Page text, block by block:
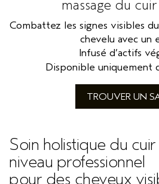
SÉRUM POUR LES CHEVEUX
CUIR CHEVELU SENSIBLE
ROSEMARY MINT
PURE ABUNDANCE
TOUTES LES COLLECTIONS
massage du
Combattez les signes visibles
chevelu avec un
Infusé d’actifs
Disponible uniquement
TROUVER UN
Soin holistique du
niveau professionnel
pour des cheveux